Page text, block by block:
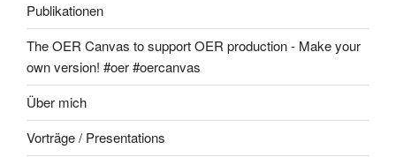
Publikationen
The OER Canvas to support OER production - Make your
own version! #oer #oercanvas
Über mich
Vorträge / Presentations